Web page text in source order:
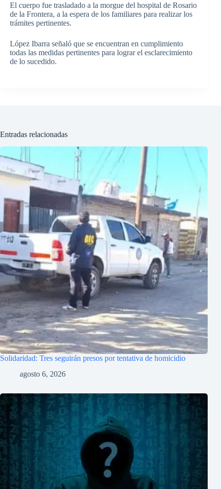
El cuerpo fue trasladado a la morgue del hospital de Rosario
de la Frontera, a la espera de los familiares para realizar los
trámites pertinentes.
López Ibarra señaló que se encuentran en cumplimiento
todas las medidas pertinentes para lograr el esclarecimiento
de lo sucedido.
Entradas relacionadas
Solidaridad: Tres seguirán presos por tentativa de homicidio
agosto 6, 2026